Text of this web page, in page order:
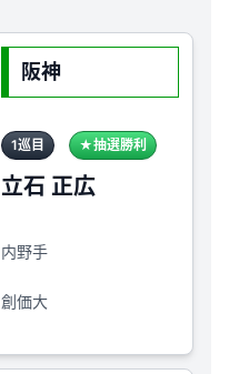
阪神
1巡目 ★抽選勝利
立石 正広
内野手
創価大